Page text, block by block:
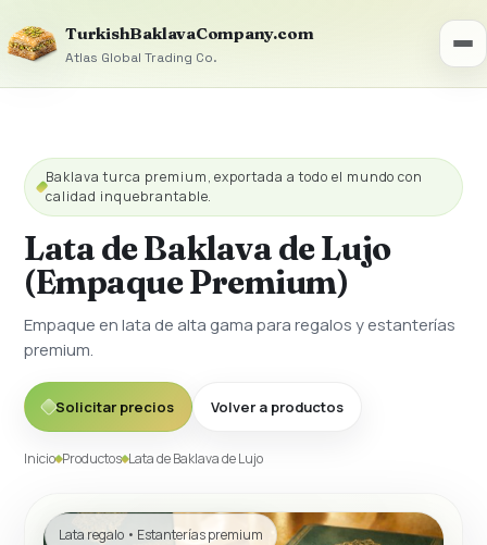
TurkishBaklavaCompany.com
Atlas Global Trading Co.
Baklava turca premium, exportada a todo el mundo con
calidad inquebrantable.
Lata de Baklava de Lujo
(Empaque Premium)
Empaque en lata de alta gama para regalos y estanterías
premium.
Solicitar precios Volver a productos
Inicio Productos Lata de Baklava de Lujo
Lata regalo • Estanterías premium